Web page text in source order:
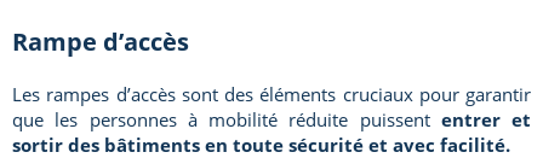
Rampe d’accès
Les rampes d’accès sont des éléments cruciaux pour garantir
que les personnes à mobilité réduite puissent entrer et
sortir des bâtiments en toute sécurité et avec facilité.